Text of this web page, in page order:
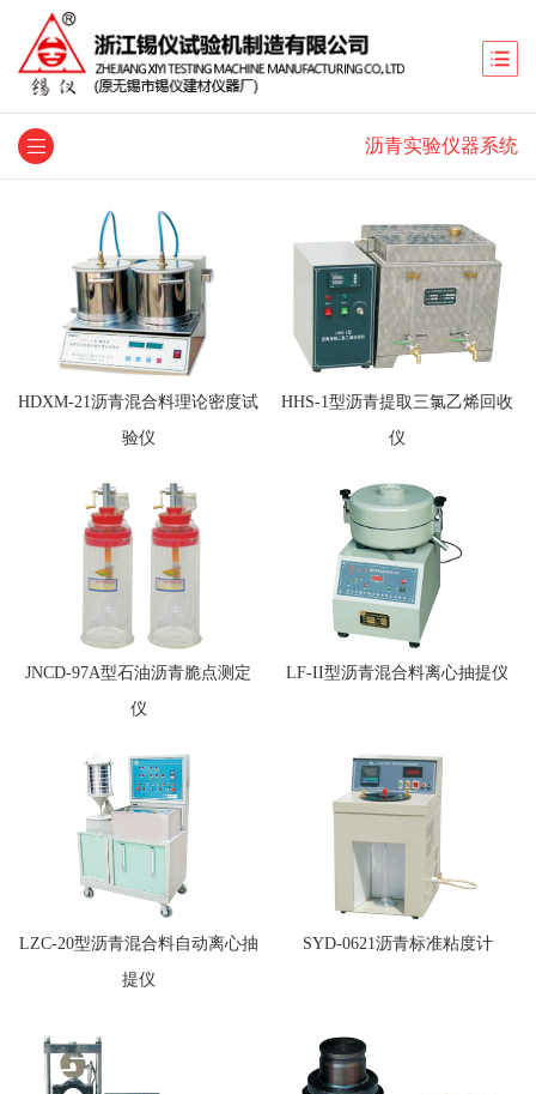
沥青实验仪器系统
HDXM-21沥青混合料理论密度试
验仪
HHS-1型沥青提取三氯乙烯回收
仪
JNCD-97A型石油沥青脆点测定
仪
LF-II型沥青混合料离心抽提仪
LZC-20型沥青混合料自动离心抽
提仪
SYD-0621沥青标准粘度计